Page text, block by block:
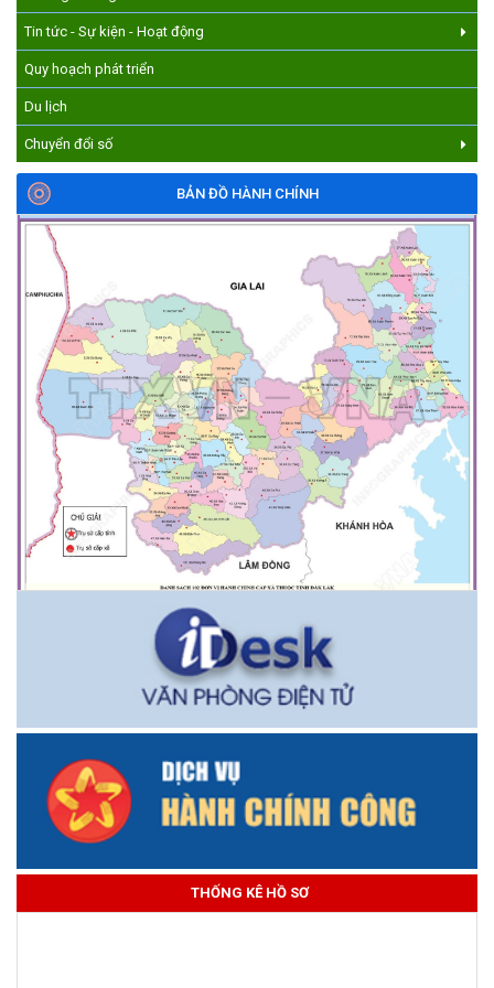
Tin tức - Sự kiện - Hoạt động
Quy hoạch phát triển
Du lịch
Chuyển đổi số
BẢN ĐỒ HÀNH CHÍNH
THỐNG KÊ HỒ SƠ